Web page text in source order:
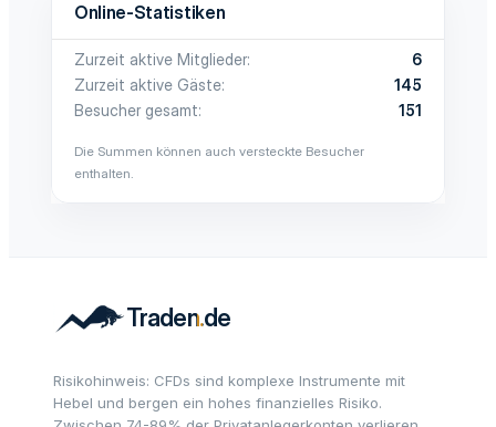
Online-Statistiken
Zurzeit aktive Mitglieder
6
Zurzeit aktive Gäste
145
Besucher gesamt
151
Die Summen können auch versteckte Besucher
enthalten.
Risikohinweis: CFDs sind komplexe Instrumente mit
Hebel und bergen ein hohes finanzielles Risiko.